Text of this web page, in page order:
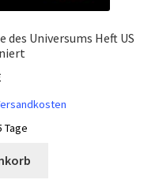
des Universums Heft US
Tage